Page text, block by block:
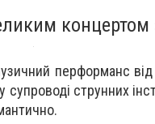
концертом
перформанс
струнних